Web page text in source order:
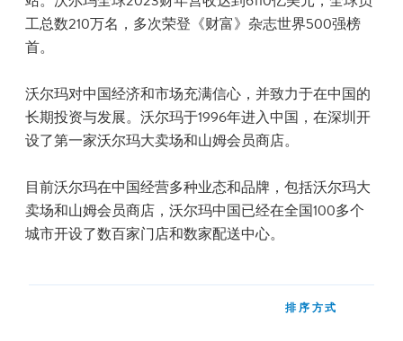
工总数210万名，多次荣登《财富》杂志世界500强榜
首。
沃尔玛对中国经济和市场充满信心，并致力于在中国的
长期投资与发展。沃尔玛于1996年进入中国，在深圳开
设了第一家沃尔玛大卖场和山姆会员商店。
目前沃尔玛在中国经营多种业态和品牌，包括沃尔玛大
卖场和山姆会员商店，沃尔玛中国已经在全国100多个
城市开设了数百家门店和数家配送中心。
排序方式